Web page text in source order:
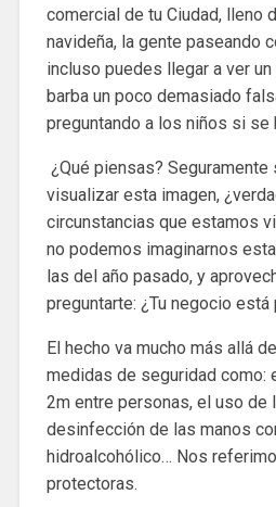
comercial de tu Ciudad, lleno
navideña, la gente paseando
incluso puedes llegar a ver
barba un poco demasiado
preguntando a los niños si se
¿Qué piensas? Seguramente
visualizar esta imagen,
circunstancias que estamos
no podemos imaginarnos
las del año pasado, y
preguntarte: ¿Tu negocio
El hecho va mucho más allá
medidas de seguridad como:
2m entre personas, el uso de
desinfección de las manos
hidroalcohólico… Nos
protectoras.